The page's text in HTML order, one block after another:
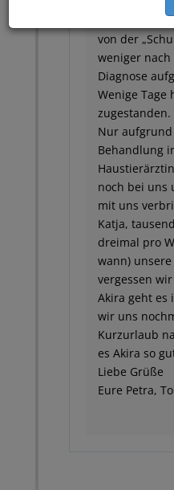
Im letzten
von der
weniger nach
Diagnose
Wenige Tage
zugestanden.
Nur aufgrund
Behandlung
noch bei uns
mit uns
Katja,
dreimal pro
wann)
vergessen
Akira geht es
wir uns
Kurzurlaub
es Akira so
Liebe Grüße
Eure Petra,